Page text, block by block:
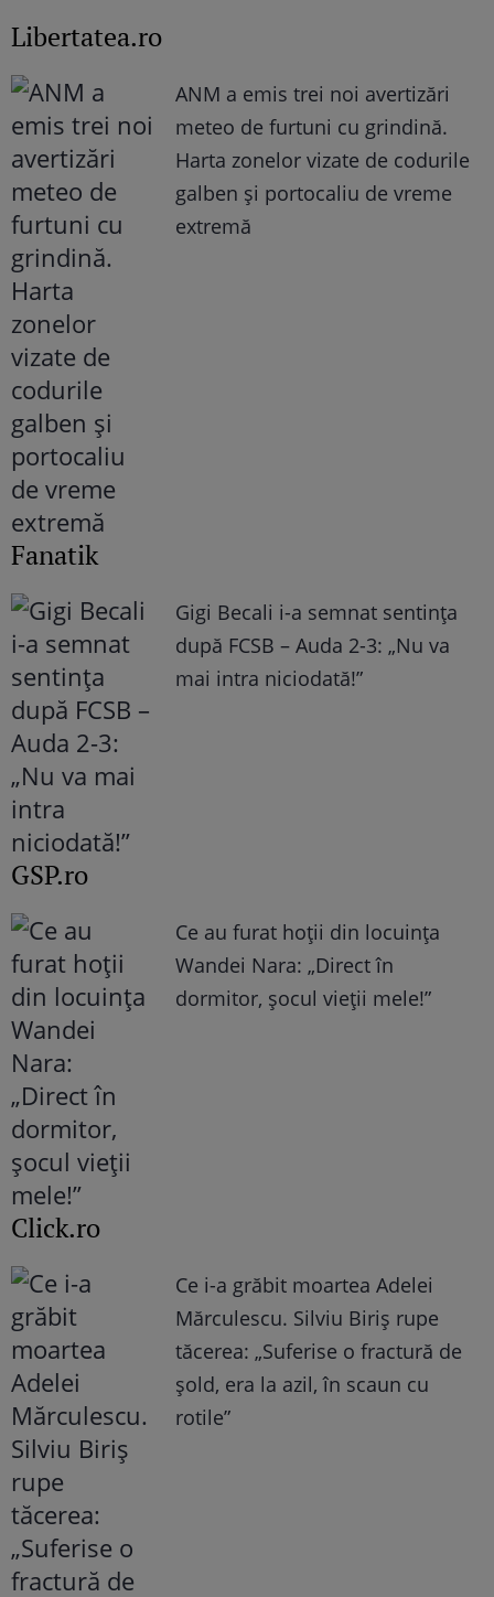
Libertatea.ro
ANM a emis trei noi avertizări
meteo de furtuni cu grindină.
Harta zonelor vizate de codurile
galben și portocaliu de vreme
extremă
Fanatik
Gigi Becali i-a semnat sentința
după FCSB – Auda 2-3: „Nu va
mai intra niciodată!”
GSP.ro
Ce au furat hoții din locuința
Wandei Nara: „Direct în
dormitor, șocul vieții mele!”
Click.ro
Ce i-a grăbit moartea Adelei
Mărculescu. Silviu Biriș rupe
tăcerea: „Suferise o fractură de
șold, era la azil, în scaun cu
rotile”